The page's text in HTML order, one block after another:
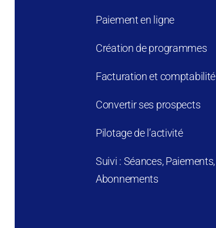
Paiement en ligne
Création de programmes
Facturation et comptabilité
Convertir ses prospects
Pilotage de l’activité
Suivi : Séances, Paiements,
Abonnements